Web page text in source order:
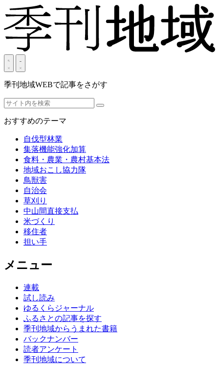
季刊地域WEBで記事をさがす
おすすめのテーマ
自伐型林業
集落機能強化加算
食料・農業・農村基本法
地域おこし協力隊
鳥獣害
自治会
草刈り
中山間直接支払
米づくり
移住者
担い手
メニュー
連載
試し読み
ゆるくらジャーナル
ふるさとの記事を探す
季刊地域からうまれた書籍
バックナンバー
読者アンケート
季刊地域について